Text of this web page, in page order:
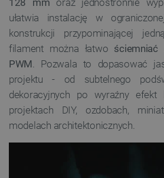
128 mm oraz jednostronnie
ułatwia instalację w
konstrukcji przypominającej
filament można łatwo ściemniać
PWM. Pozwala to dopasować
projektu - od subtelnego
dekoracyjnych po wyraźny efekt
projektach DIY, ozdobach,
modelach architektonicznych.